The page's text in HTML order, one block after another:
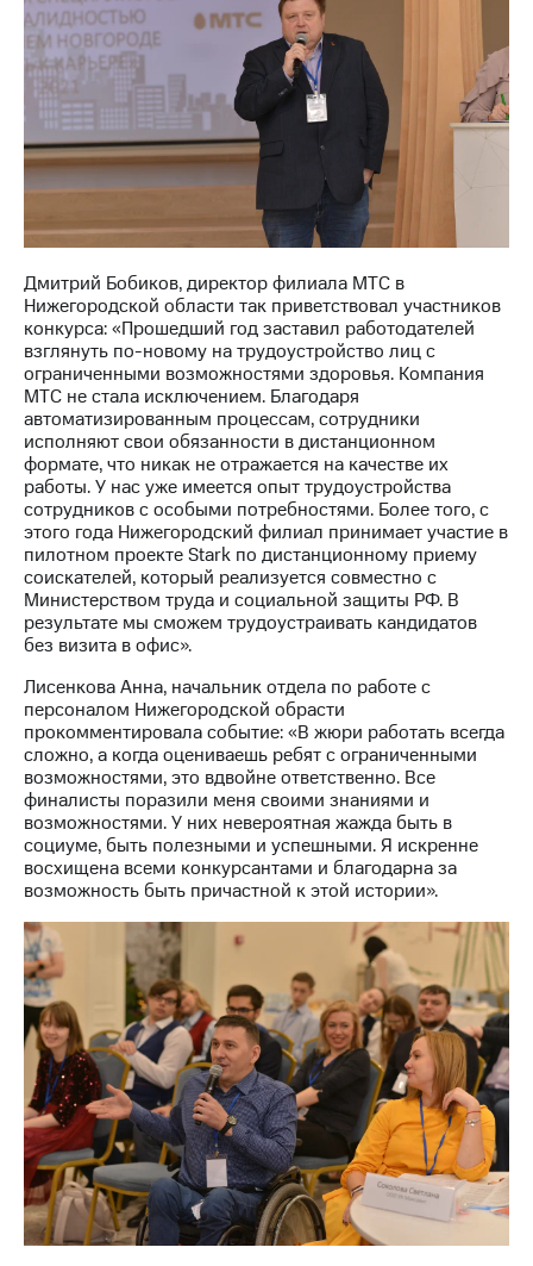
Корпоративный
секретарь
Раскрытие
информации
Информация
акционерам
Документы
ПАО
"МТС"
акционеров
кабинет
акционера
Акционерный
капитал
Контроль
и
аудит
Рынок
акций
Описание
Программа
приобретения
Порядок
выкупа
акций
Дивиденды
облигаций
Описание
Еврооблигации-2023
Уведомление
о
погашении
именных
облигаций
Другое
Регистратор
Реквизиты
Контакты
развитие
деловая этика
На главную
Дмитрий Бобиков, директор филиала МТС в
Нижегородской области так приветствовал участников
конкурса: «Прошедший год заставил работодателей
взглянуть по-новому на трудоустройство лиц с
ограниченными возможностями здоровья. Компания
МТС не стала исключением. Благодаря
автоматизированным процессам, сотрудники
исполняют свои обязанности в дистанционном
формате, что никак не отражается на качестве их
работы. У нас уже имеется опыт трудоустройства
сотрудников с особыми потребностями. Более того, с
этого года Нижегородский филиал принимает участие в
пилотном проекте Stark по дистанционному приему
соискателей, который реализуется совместно с
Министерством труда и социальной защиты РФ. В
результате мы сможем трудоустраивать кандидатов
без визита в офис».
Лисенкова Анна, начальник отдела по работе с
персоналом Нижегородской обрасти
прокомментировала событие: «В жюри работать всегда
сложно, а когда оцениваешь ребят с ограниченными
возможностями, это вдвойне ответственно. Все
финалисты поразили меня своими знаниями и
возможностями. У них невероятная жажда быть в
социуме, быть полезными и успешными. Я искренне
восхищена всеми конкурсантами и благодарна за
возможность быть причастной к этой истории».